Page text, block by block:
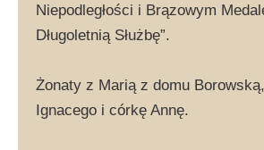
Niepodległości i Brązowym
Długoletnią Służbę”.
Żonaty z Marią z domu
Ignacego i córkę Annę.